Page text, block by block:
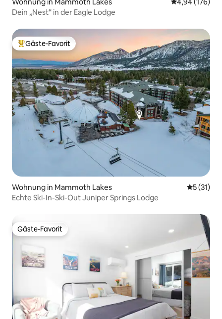
Dein „Nest“ in der Eagle Lodge
Beliebter Gäste-Favorit.
Gäste-Favorit
Wohnung in Mammoth Lakes
5 (31)
Echte Ski-In-Ski-Out Juniper Springs Lodge
Gäste-Favorit
Gäste-Favorit